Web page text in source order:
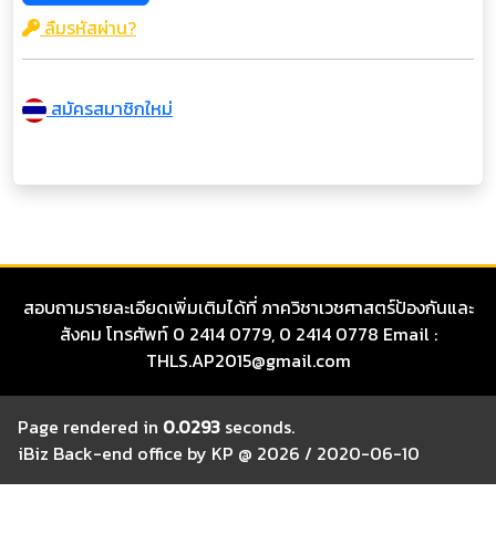
ลืมรหัสผ่าน?
สมัครสมาชิกใหม่
สอบถามรายละเอียดเพิ่มเติมได้ที่ ภาควิชาเวชศาสตร์ป้องกันและ
สังคม โทรศัพท์ 0 2414 0779, 0 2414 0778 Email :
THLS.AP2015@gmail.com
Page rendered in 0.0293 seconds.
iBiz Back-end office by KP @ 2026 / 2020-06-10